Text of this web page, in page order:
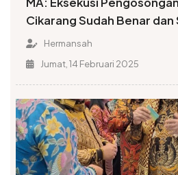
Cikarang Sudah Benar dan
Hermansah
Jumat, 14 Februari 2025